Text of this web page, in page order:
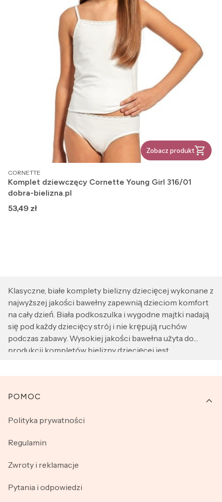
Zobacz produkt
PRODUCENT
CORNETTE
Komplet dziewczęcy Cornette Young Girl 316/01
dobra-bielizna.pl
Cena
53,49 zł
Klasyczne, białe komplety bielizny dziecięcej wykonane z
najwyższej jakości bawełny zapewnią dzieciom komfort
na cały dzień. Biała podkoszulka i wygodne majtki nadają
się pod każdy dziecięcy strój i nie krępują ruchów
podczas zabawy. Wysokiej jakości bawełna użyta do
produkcji kompletów bielizny dziecięcej jest
dotyku oraz wytrzymała oraz łatwa do utrzymania w
klasyczny fason, natomiast komplety bielizny dla
koronką. Aby bielizna dziecięca jak najdłużej zachowała
w temperaturze nie wyższej niż czterdzieści stopni
aby zminimalizować ryzyko podrażnień delikatnej skóry
Linki w stopce
POMOC
Polityka prywatności
Regulamin
Zwroty i reklamacje
Pytania i odpowiedzi